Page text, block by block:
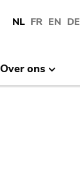
NL FR EN DE
Over ons